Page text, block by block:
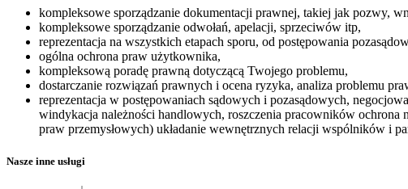
kompleksowe sporządzanie dokumentacji prawnej, takiej jak pozwy,
kompleksowe sporządzanie odwołań, apelacji, sprzeciwów itp,
reprezentacja na wszystkich etapach sporu, od postępowania
ogólna ochrona praw użytkownika,
kompleksową poradę prawną dotyczącą Twojego problemu,
dostarczanie rozwiązań prawnych i ocena ryzyka, analiza problemu
reprezentacja w postępowaniach sądowych i pozasądowych,
windykacja należności handlowych, roszczenia pracowników
praw przemysłowych) układanie wewnętrznych relacji wspólników i
Nasze inne usługi